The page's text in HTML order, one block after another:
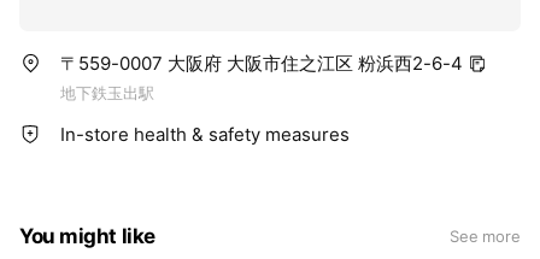
〒559-0007 大阪府 大阪市住之江区 粉浜西2-6-4
地下鉄玉出駅
In-store health & safety measures
You might like See more